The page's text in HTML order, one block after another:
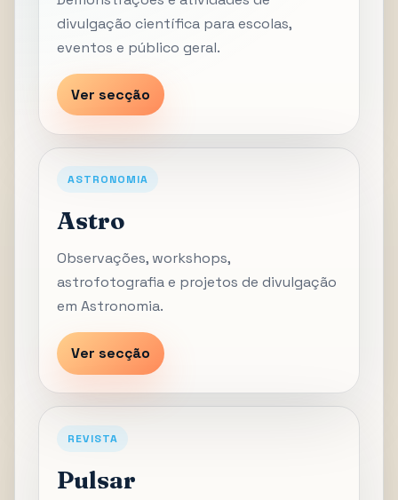
divulgação científica para escolas,
eventos e público geral.
Ver secção
ASTRONOMIA
Astro
Observações, workshops,
astrofotografia e projetos de divulgação
em Astronomia.
Ver secção
REVISTA
Pulsar